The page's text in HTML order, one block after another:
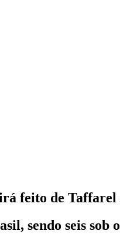
feito de Taffarel
sendo seis